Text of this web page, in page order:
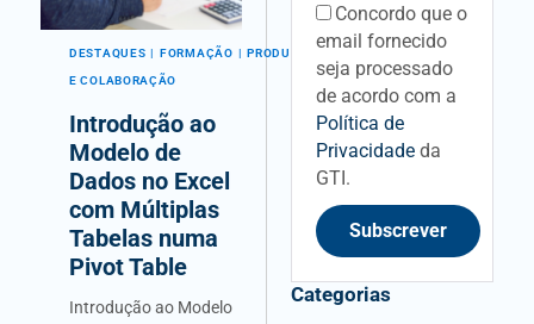
DESTAQUES FORMAÇÃO PRODUTIVIDADE
E COLABORAÇÃO
Introdução ao
Modelo de
Dados no Excel
com Múltiplas
Tabelas numa
Pivot Table
Introdução ao Modelo
acceptancefieldid
Concordo que o
email fornecido
seja processado
de acordo com a
Política de
Privacidadeda
GTI.
Subscrever
Categorias